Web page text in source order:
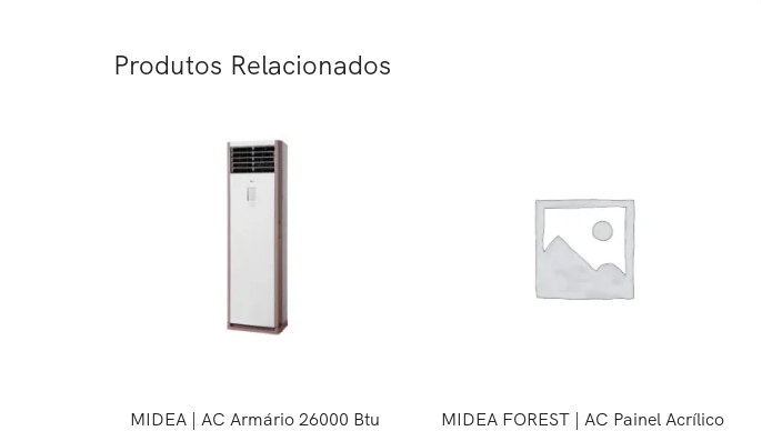
Produtos Relacionados
MIDEA | AC Armário 26000 Btu
MIDEA FOREST | AC Painel Acrílico